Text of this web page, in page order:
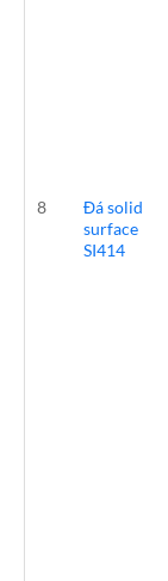
8
Đá solid
surface
SI414